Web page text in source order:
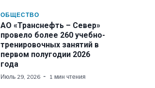
ОБЩЕСТВО
АО «Транснефть – Север»
провело более 260 учебно-
тренировочных занятий в
первом полугодии 2026
года
Июль 29, 2026 1 мин чтения